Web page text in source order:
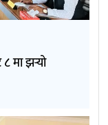
मा झर्‍यो